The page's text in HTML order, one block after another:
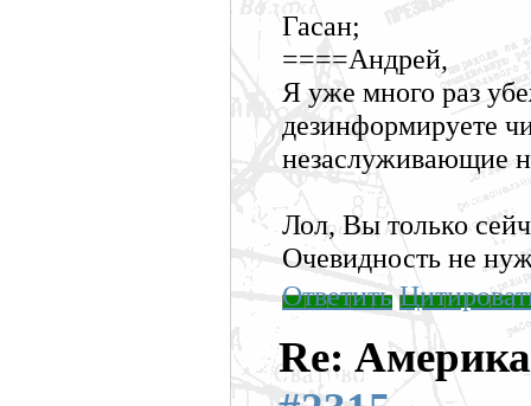
Гасан;
====Андрей,
Я уже много раз
дезинформируете
незаслуживающие
Лол, Вы только
Очевидность не
Ответить
Re: